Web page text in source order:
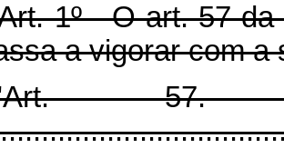
O art. 57 da Lei
a vigorar com a